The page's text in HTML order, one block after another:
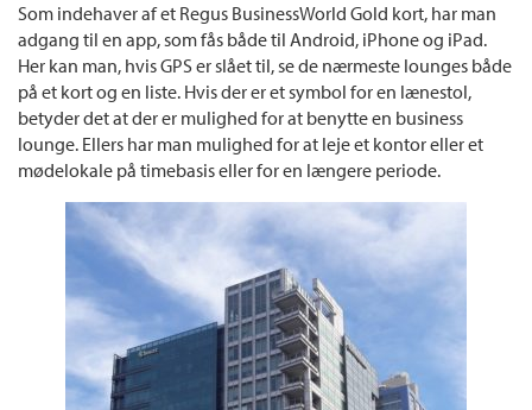
Som indehaver af et Regus BusinessWorld Gold kort, har man
adgang til en app, som fås både til Android, iPhone og iPad.
Her kan man, hvis GPS er slået til, se de nærmeste lounges både
på et kort og en liste. Hvis der er et symbol for en lænestol,
betyder det at der er mulighed for at benytte en business
lounge. Ellers har man mulighed for at leje et kontor eller et
mødelokale på timebasis eller for en længere periode.